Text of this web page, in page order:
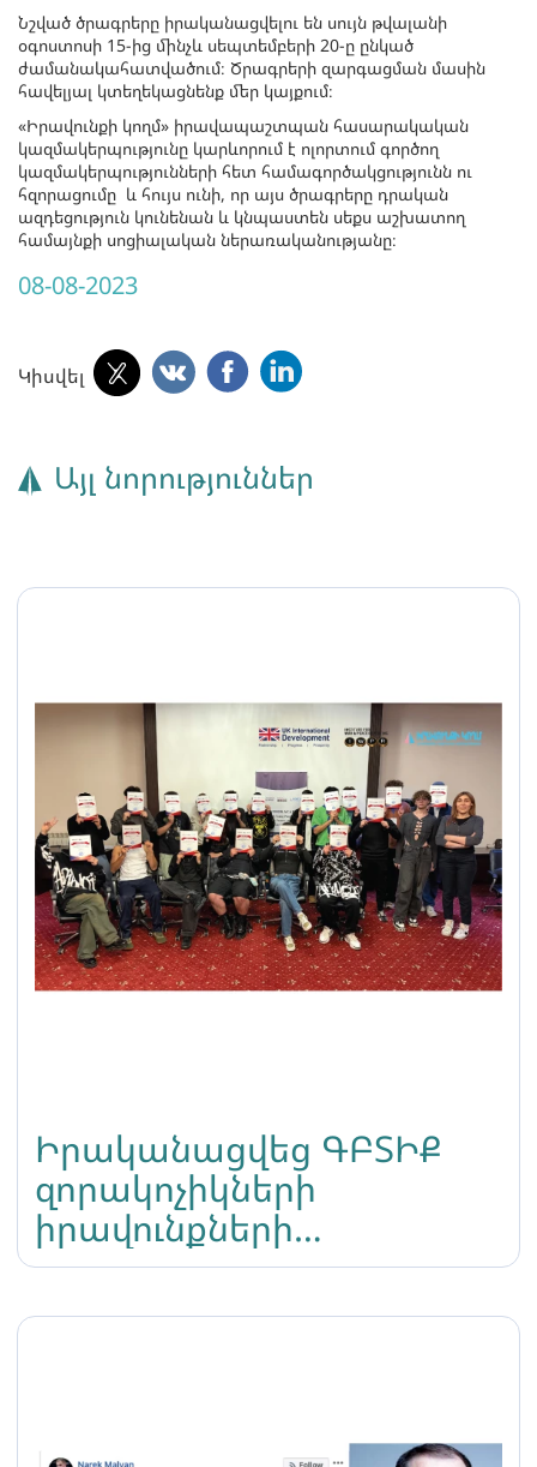
Նշված ծրագրերը իրականացվելու են սույն թվալանի
օգոստոսի 15-ից մինչև սեպտեմբերի 20-ը ընկած
ժամանակահատվածում։ Ծրագրերի զարգացման մասին
հավելյալ կտեղեկացնենք մեր կայքում։
«Իրավունքի կողմ» իրավապաշտպան հասարակական
կազմակերպությունը կարևորում է ոլորտում գործող
կազմակերպությունների հետ համագործակցությունն ու
հզորացումը և հույս ունի, որ այս ծրագրերը դրական
ազդեցություն կունենան և կնպաստեն սեքս աշխատող
համայնքի սոցիալական ներառականությանը։
08-08-2023
Կիսվել
Այլ նորություններ
Իրականացվեց ԳԲՏԻՔ
զորակոչիկների
իրավունքների
պաշտպանության համար
կամավորների